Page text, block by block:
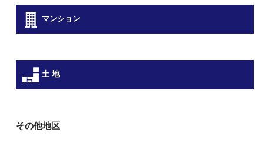
マンション
土 地
その他地区